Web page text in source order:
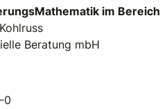
im
Beratung mbH
0